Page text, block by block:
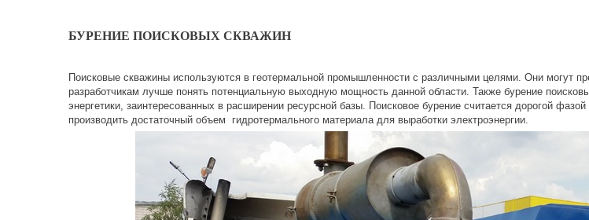
БУРЕНИЕ ПОИСКОВЫХ СКВАЖИН
Поисковые скважины используются в геотермальной промышленности с различными целями. Они могут
разработчикам лучше понять потенциальную выходную мощность данной области. Также бурение
энергетики, заинтересованных в расширении ресурсной базы. Поисковое бурение считается дорогой
производить достаточный объем гидротермального материала для выработки электроэнергии.